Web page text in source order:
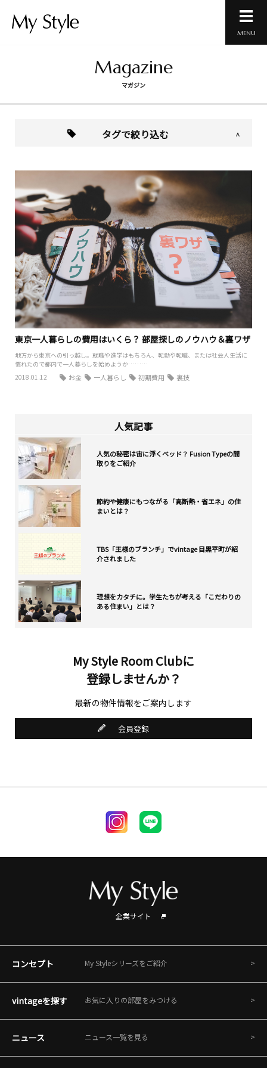
MENU
Magazine
マガジン
タグで絞り込む
人気記事
人気の秘密は宙に浮くベッド？ Fusion Typeの間
取りをご紹介
節約や健康にもつながる「高断熱・省エネ」の住
まいとは？
TBS「王様のブランチ」でvintage 目黒平町が紹
介されました
理想をカタチに。学生たちが考える「こだわりの
ある住まい」とは？
My Style Room Clubに
登録しませんか？
最新の物件情報をご案内します
会員登録
東京一人暮らしの費用はいくら？ 部屋探しのノウハウ＆裏ワザ
地方から東京への引っ越し。就職や進学はもちろん、転勤や転職、または社会人生活に
慣れたので都内で一人暮らしを始めようか………
2018.01.12
お金 一人暮らし 初期費用 裏技
企業サイト
コンセプト My Styleシリーズをご紹介
vintageを探す お気に入りの部屋をみつける
ニュース ニュース一覧を見る